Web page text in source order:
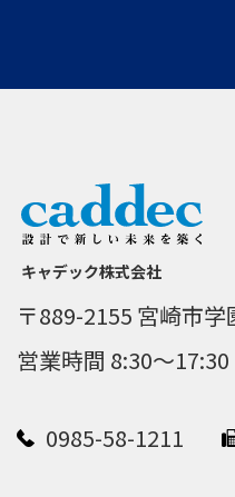
キャデック株式会社
〒889-2155 宮崎市
営業時間 8:30～17:30
0985-58-1211